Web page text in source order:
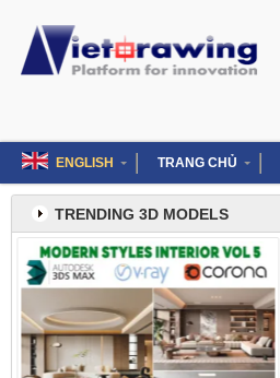
content
ENGLISH TRANG CHỦ
TRENDING 3D MODELS